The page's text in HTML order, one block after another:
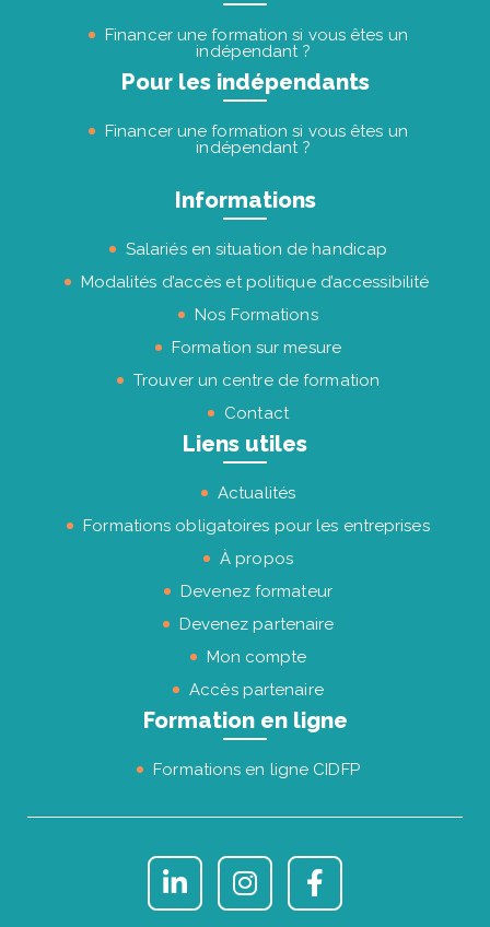
Financer une formation si vous êtes un
indépendant ?
Pour les indépendants
Financer une formation si vous êtes un
indépendant ?
Informations
Salariés en situation de handicap
Modalités d’accès et politique d’accessibilité
Nos Formations
Formation sur mesure
Trouver un centre de formation
Contact
Liens utiles
Actualités
Formations obligatoires pour les entreprises
À propos
Devenez formateur
Devenez partenaire
Mon compte
Accès partenaire
Formation en ligne
Formations en ligne CIDFP